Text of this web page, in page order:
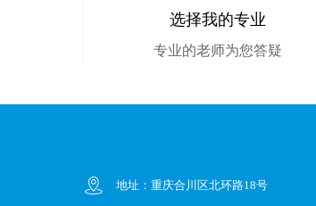
选择我的专业
专业的老师为您答疑
地址：重庆合川区北环路18号